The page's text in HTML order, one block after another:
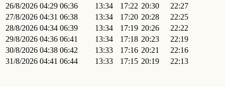
26/8/2026 04:29 06:36 13:34 17:22 20:30
22:27
27/8/2026 04:31 06:38 13:34 17:20 20:28
22:25
28/8/2026 04:34 06:39 13:34 17:19 20:26
22:22
29/8/2026 04:36 06:41 13:34 17:18 20:23
22:19
30/8/2026 04:38 06:42 13:33 17:16 20:21
22:16
31/8/2026 04:41 06:44 13:33 17:15 20:19 22:13